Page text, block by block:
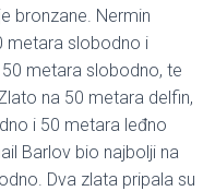
bronzane. Nermin
metara slobodno i
metara slobodno, te
na 50 metara delfin,
i 50 metara leđno
Barlov bio najbolji na
Dva zlata pripala su